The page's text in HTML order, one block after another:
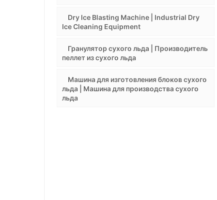
Dry Ice Blasting Machine | Industrial Dry
Ice Cleaning Equipment
Гранулятор сухого льда | Производитель
пеллет из сухого льда
Машина для изготовления блоков сухого
льда | Машина для производства сухого
льда